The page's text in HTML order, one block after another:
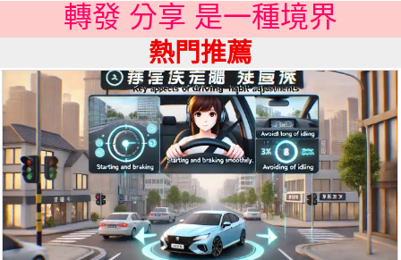
轉發 分享 是一種境界
熱門推薦